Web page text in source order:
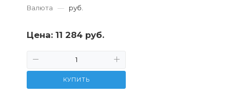
Валюта — руб.
Цена: 11 284 руб.
КУПИТЬ